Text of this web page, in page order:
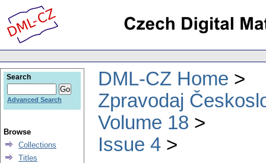
DML-CZ Home
Zpravodaj
Volume 18
Issue 4
Search
Advanced Search
Browse
Collections
Titles